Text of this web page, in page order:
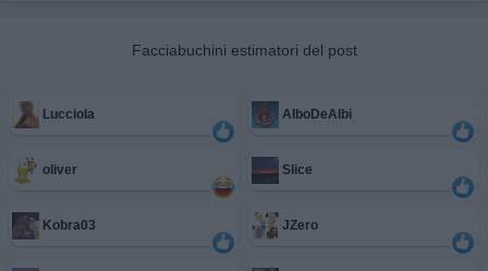
Facciabuchini estimatori del post
Lucciola AlboDeAlbi
oliver Slice
Kobra03 JZero